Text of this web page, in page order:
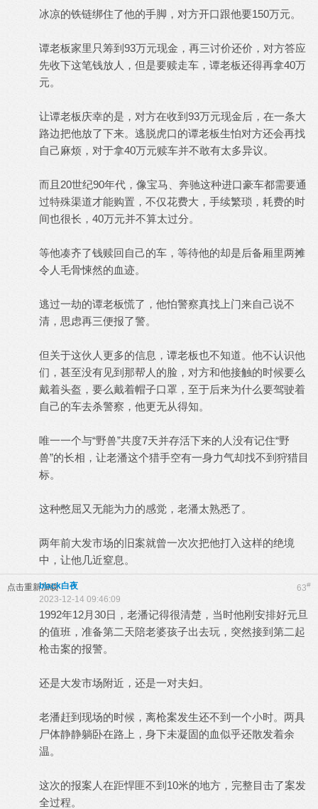
冰凉的铁链绑住了他的手脚，对方开口跟他要150万元。
谭老板家里只筹到93万元现金，再三讨价还价，对方答应
先收下这笔钱放人，但是要赎走车，谭老板还得再拿40万
元。
让谭老板庆幸的是，对方在收到93万元现金后，在一条大
路边把他放了下来。逃脱虎口的谭老板生怕对方还会再找
自己麻烦，对于拿40万元赎车并不敢有太多异议。
而且20世纪90年代，像宝马、奔驰这种进口豪车都需要通
过特殊渠道才能购置，不仅花费大，手续繁琐，耗费的时
间也很长，40万元并不算太过分。
等他凑齐了钱赎回自己的车，等待他的却是后备厢里两摊
令人毛骨悚然的血迹。
逃过一劫的谭老板慌了，他怕警察真找上门来自己说不
清，思虑再三便报了警。
但关于这伙人更多的信息，谭老板也不知道。他不认识他
们，甚至没有见到那帮人的脸，对方和他接触的时候要么
戴着头盔，要么戴着帽子口罩，至于后来为什么要驾驶着
自己的车去杀警察，他更无从得知。
唯一一个与“野兽”共度7天并存活下来的人没有记住“野
兽”的长相，让老潘这个猎手空有一身力气却找不到狩猎目
标。
这种憋屈又无能为力的感觉，老潘太熟悉了。
两年前大发市场的旧案就曾一次次把他打入这样的绝境
中，让他几近窒息。
点击重新加载 63#
black白夜
2023-12-14 09:46:09
1992年12月30日，老潘记得很清楚，当时他刚安排好元旦
的值班，准备第二天陪老婆孩子出去玩，突然接到第二起
枪击案的报警。
还是大发市场附近，还是一对夫妇。
老潘赶到现场的时候，离枪案发生还不到一个小时。两具
尸体静静躺卧在路上，身下未凝固的血似乎还散发着余
温。
这次的报案人在距悍匪不到10米的地方，完整目击了案发
全过程。